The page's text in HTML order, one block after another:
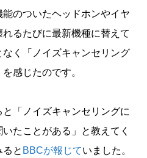
のついたヘッドホンやイヤ
るたびに最新機種に替えて
く「ノイズキャンセリング
感じたのです。
「ノイズキャンセリングに
たことがある」と教えてく
と BBCが報じていました。